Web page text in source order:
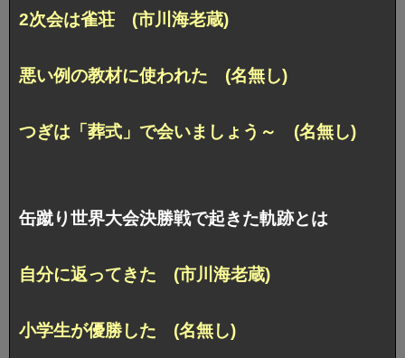
2次会は雀荘 (市川海老蔵)
悪い例の教材に使われた (名無し)
つぎは「葬式」で会いましょう～ (名無し)
缶蹴り世界大会決勝戦で起きた軌跡とは
自分に返ってきた (市川海老蔵)
小学生が優勝した (名無し)